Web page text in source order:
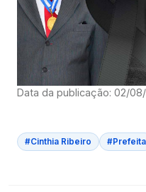
Data da publicação: 02/
#Cinthia Ribeiro #Prefeita